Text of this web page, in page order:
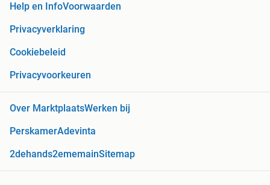
Help en InfoVoorwaarden
Privacyverklaring
Cookiebeleid
Privacyvoorkeuren
Over MarktplaatsWerken bij
PerskamerAdevinta
2dehands2ememainSitemap